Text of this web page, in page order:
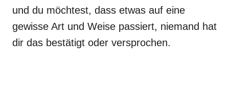
und du möchtest, dass etwas auf eine
gewisse Art und Weise passiert, niemand hat
dir das bestätigt oder versprochen.